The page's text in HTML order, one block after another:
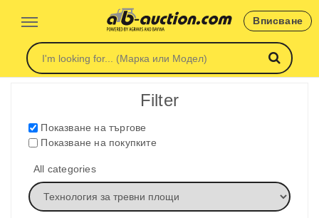
Вписване
Filter
Показване на търгове
Показване на покупките
All categories